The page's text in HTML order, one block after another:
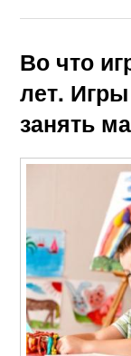
Во что
лет.
занять